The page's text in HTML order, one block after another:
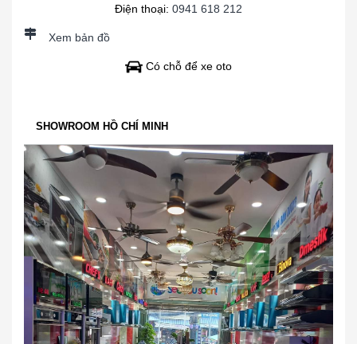
Điện thoại: 0941 618 212
Xem bản đồ
Có chỗ để xe oto
SHOWROOM HỒ CHÍ MINH